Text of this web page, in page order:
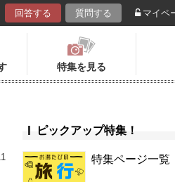
回答する 質問する マイペ
特集を見る
ピックアップ特集！
特集ページ一覧